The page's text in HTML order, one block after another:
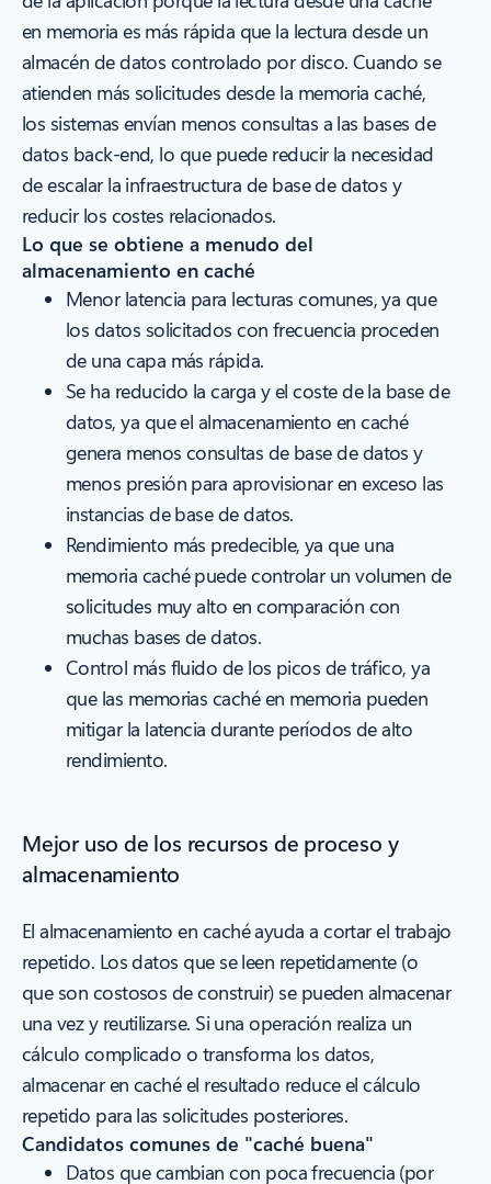
en memoria es más rápida que la lectura desde un
almacén de datos controlado por disco. Cuando se
atienden más solicitudes desde la memoria caché,
los sistemas envían menos consultas a las bases de
datos back-end, lo que puede reducir la necesidad
de escalar la infraestructura de base de datos y
reducir los costes relacionados.
Lo que se obtiene a menudo del
almacenamiento en caché
Menor latencia para lecturas comunes, ya que
los datos solicitados con frecuencia proceden
de una capa más rápida.
Se ha reducido la carga y el coste de la base de
datos, ya que el almacenamiento en caché
genera menos consultas de base de datos y
menos presión para aprovisionar en exceso las
instancias de base de datos.
Rendimiento más predecible, ya que una
memoria caché puede controlar un volumen de
solicitudes muy alto en comparación con
muchas bases de datos.
Control más fluido de los picos de tráfico, ya
que las memorias caché en memoria pueden
mitigar la latencia durante períodos de alto
rendimiento.
Mejor uso de los recursos de proceso y
almacenamiento
El almacenamiento en caché ayuda a cortar el trabajo
repetido. Los datos que se leen repetidamente (o
que son costosos de construir) se pueden almacenar
una vez y reutilizarse. Si una operación realiza un
cálculo complicado o transforma los datos,
almacenar en caché el resultado reduce el cálculo
repetido para las solicitudes posteriores.
Candidatos comunes de "caché buena"
Datos que cambian con poca frecuencia (por